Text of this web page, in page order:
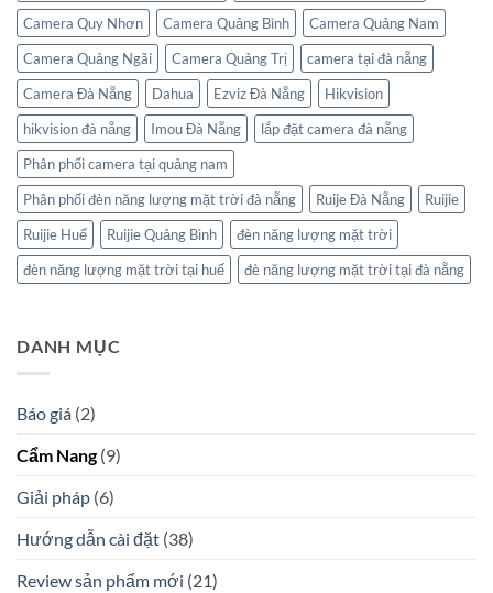
Camera Quy Nhơn
Camera Quảng Bình
Camera Quảng Nam
Camera Quảng Ngãi
Camera Quảng Trị
camera tại đà nẵng
Camera Đà Nẵng
Dahua Ezviz Đà Nẵng
Hikvision
hikvision đà nẵng
Imou Đà Nẵng
lắp đặt camera đà nẵng
Phân phối camera tại quảng nam
Phân phối đèn năng lượng mặt trời đà nẵng
Ruije Đà Nẵng
Ruijie
Ruijie Huế
Ruijie Quảng Bình
đèn năng lượng mặt trời
đèn năng lượng mặt trời tại huế
đè năng lượng mặt trời tại đà nẵng
DANH MỤC
Báo giá (2)
Cẩm Nang(9)
Giải pháp (6)
Hướng dẫn cài đặt (38)
Review sản phẩm mới (21)